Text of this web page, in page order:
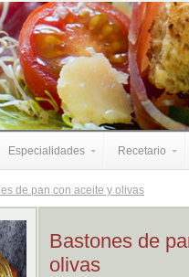
Especialidades Recetario
de pan con aceite y olivas
Bastones de
olivas